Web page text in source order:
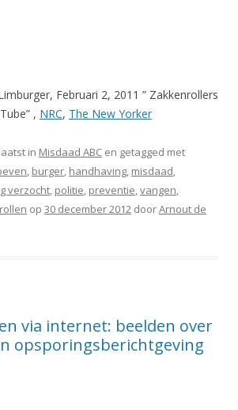
Februari 2, 2011 ” Zakkenrollers
, NRC, The New Yorker
in Misdaad ABC en getagged met
, burger, handhaving, misdaad,
verzocht, politie, preventie,vangen,
op 30 december 2012 doorArnout de
via internet: beelden over
opsporingsberichtgeving